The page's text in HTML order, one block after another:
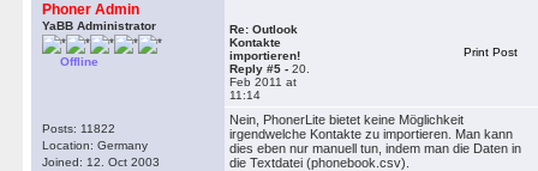
Phoner Admin
YaBB Administrator
Offline
Posts: 11822
Location: Germany
Joined: 12. Oct 2003
Re: Outlook
Kontakte
importieren!
Reply #5 - 20.
Feb 2011 at
11:14
Print Post
Nein, PhonerLite bietet keine Möglichkeit
irgendwelche Kontakte zu importieren. Man kann
dies eben nur manuell tun, indem man die Daten in
die Textdatei (phonebook.csv).